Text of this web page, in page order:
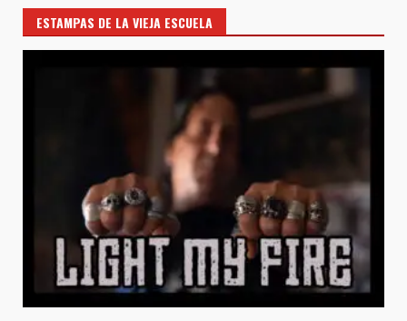
ESTAMPAS DE LA VIEJA ESCUELA